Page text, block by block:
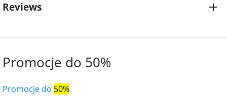
Reviews
Promocje do 50%
Promocje do 50%